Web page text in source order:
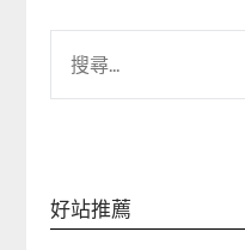
關
好站推薦